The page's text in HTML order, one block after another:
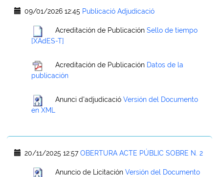
09/01/2026 12:45 Publicació Adjudicació
Acreditación de Publicación Sello de tiempo
[XAdES-T]
Acreditación de Publicación Datos de la
publicación
Anunci d'adjudicació Versión del Documento
en XML
20/11/2025 12:57OBERTURA ACTE PÚBLIC SOBRE N. 2
Anuncio de Licitación Versión del Documento